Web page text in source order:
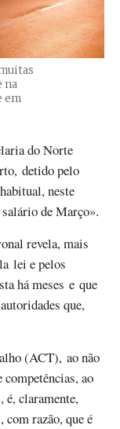
na
em
do Norte
detido pelo
neste
salário de Março».
revela, mais
lei e pelos
há meses e que
que,
(ACT), ao não
competências, ao
é, claramente,
razão, que é